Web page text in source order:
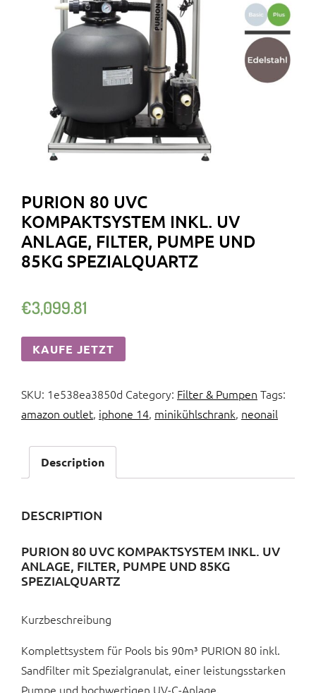
PURION 80 UVC
KOMPAKTSYSTEM INKL. UV
ANLAGE, FILTER, PUMPE UND
85KG SPEZIALQUARTZ
€3,099.81
KAUFE JETZT
SKU: 1e538ea3850d Category: Filter & Pumpen Tags:
amazon outlet, iphone 14, minikühlschrank, neonail
Description
DESCRIPTION
PURION 80 UVC KOMPAKTSYSTEM INKL. UV
ANLAGE, FILTER, PUMPE UND 85KG
SPEZIALQUARTZ
Kurzbeschreibung
Komplettsystem für Pools bis 90m³ PURION 80 inkl.
Sandfilter mit Spezialgranulat, einer leistungsstarken
Pumpe und hochwertigen UV-C-Anlage.